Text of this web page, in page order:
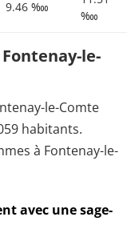
9.46 ‱
‱
le-
le-Comte
habitants.
à Fontenay-le-
avec une sage-